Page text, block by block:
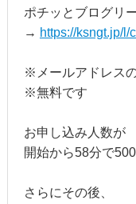
ポチッとブログリ
→ https://ksngt.jp/l/
※メールアドレス
※無料です
お申し込み人数が
開始から58分で500
さらにその後、